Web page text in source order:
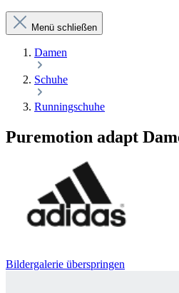
Menü schließen
Damen
Schuhe
Runningschuhe
Puremotion adapt
Bildergalerie überspringen